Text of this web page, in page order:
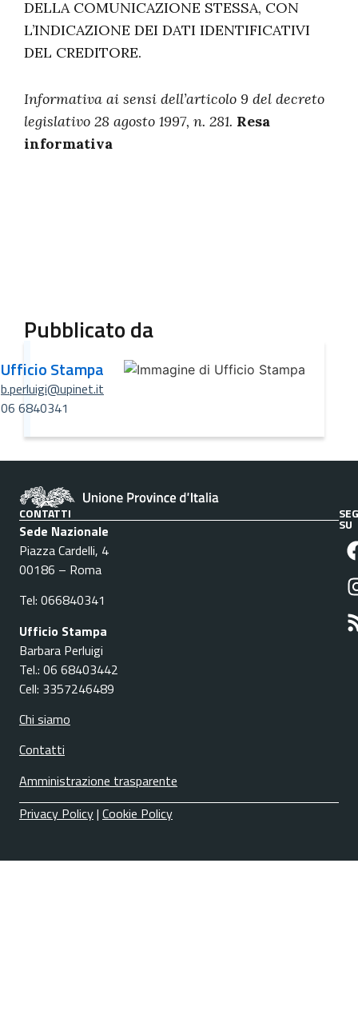
DELLA COMUNICAZIONE STESSA, CON
L’INDICAZIONE DEI DATI IDENTIFICATIVI
DEL CREDITORE.
Informativa ai sensi dell’articolo 9 del decreto
legislativo 28 agosto 1997, n. 281. Resa
informativa
Pubblicato da
Ufficio Stampa
b.perluigi@upinet.it
06 6840341
CONTATTI
Sede Nazionale
Piazza Cardelli, 4
00186 – Roma
Tel: 066840341
Ufficio Stampa
Barbara Perluigi
Tel.: 06 68403442
Cell: 3357246489
Chi siamo
Contatti
Amministrazione trasparente
SU
Privacy Policy| Cookie Policy